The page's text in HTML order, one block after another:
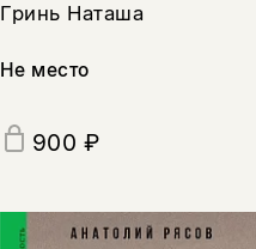
Гринь Наташа
Не место
900 ₽